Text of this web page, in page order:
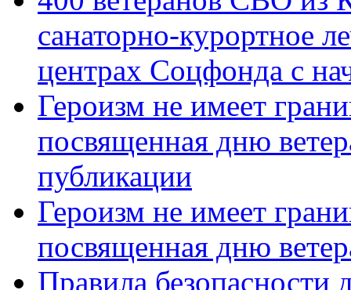
санаторно-курортное
центрах Соцфонда с
Героизм не имеет
посвященная дню
публикации
Героизм не имеет
посвященная дню
Правила безопасности